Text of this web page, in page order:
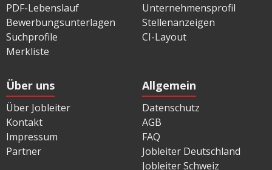
PDF-Lebenslauf
Bewerbungsunterlagen
Suchprofile
Merkliste
Unternehmensprofil
Stellenanzeigen
CI-Layout
Über uns
Über Jobleiter
Kontakt
Impressum
Partner
Allgemein
Datenschutz
AGB
FAQ
Jobleiter Deutschland
Jobleiter Schweiz